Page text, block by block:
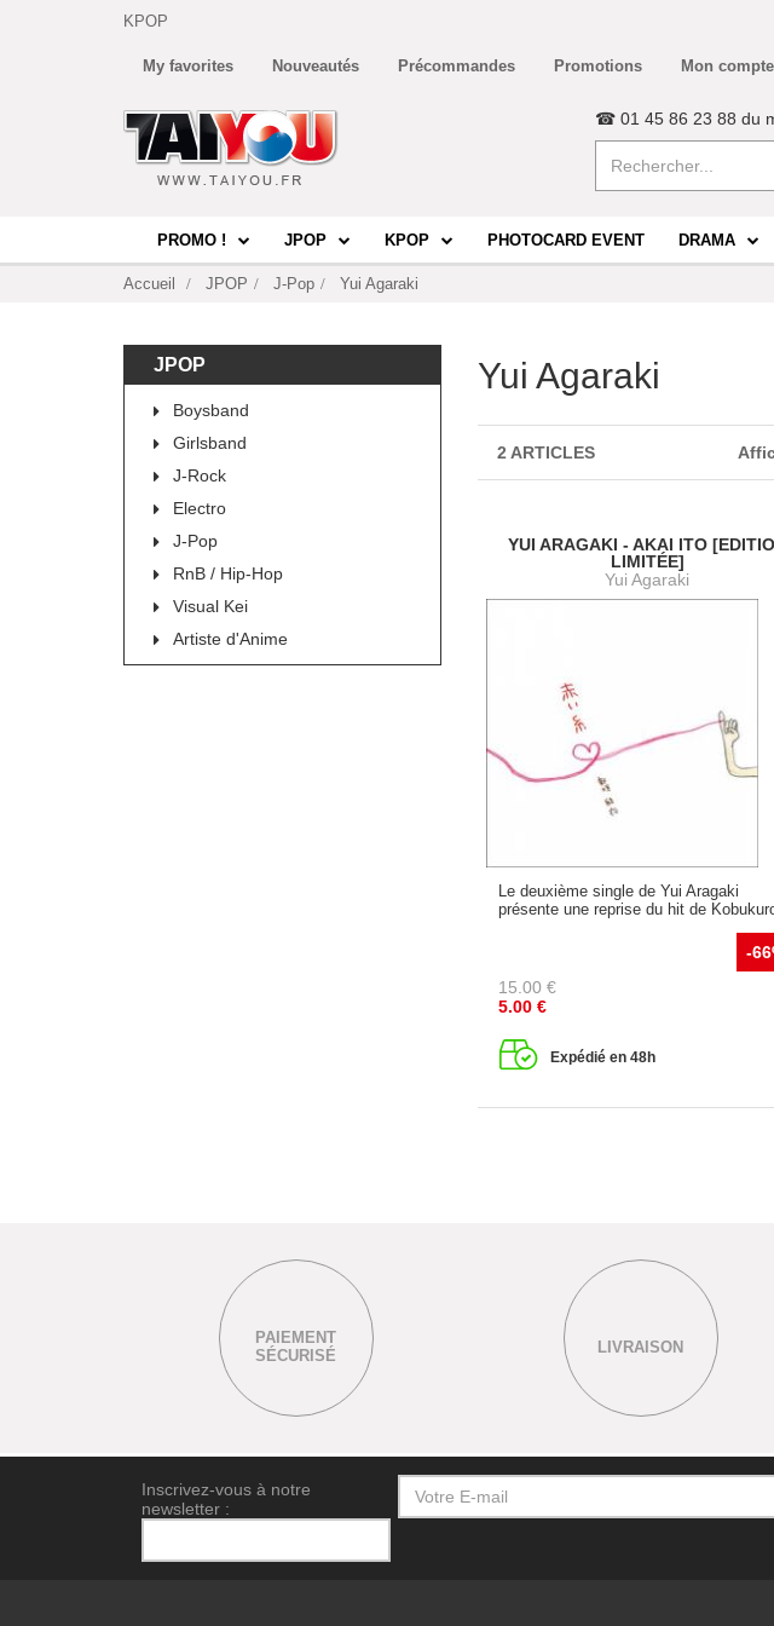
KPOP
My favorites Nouveautés Précommandes Promotions Mon compte
☎ 01 45 86 23 88 du
PROMO ! JPOP KPOP PHOTOCARD EVENT DRAMA
Accueil JPOP J-Pop Yui Agaraki
JPOP
Boysband
Girlsband
J-Rock
Electro
J-Pop
RnB / Hip-Hop
Visual Kei
Artiste d'Anime
Yui Agaraki
2 ARTICLES
YUI ARAGAKI - AKAI ITO
LIMITÉE]
Yui Agaraki
Le deuxième single de Yui Aragaki
présente une reprise du hit de
-
15.00 €
5.00 €
Expédié en 48h
PAIEMENT
SÉCURISÉ
LIVRAISON
Inscrivez-vous à notre
newsletter :